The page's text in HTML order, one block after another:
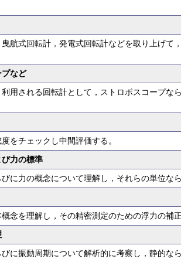
航式回転計，発電式回転計などを取り上げて
プなど
用される回転計として，ストロボスコープな
をチェックし中間評価する。
力の標準
に力の概念について理解し，それらの単位な
念を理解し，その精密測定のための浮力の補
に振動周期について解析的に考察し，静的な